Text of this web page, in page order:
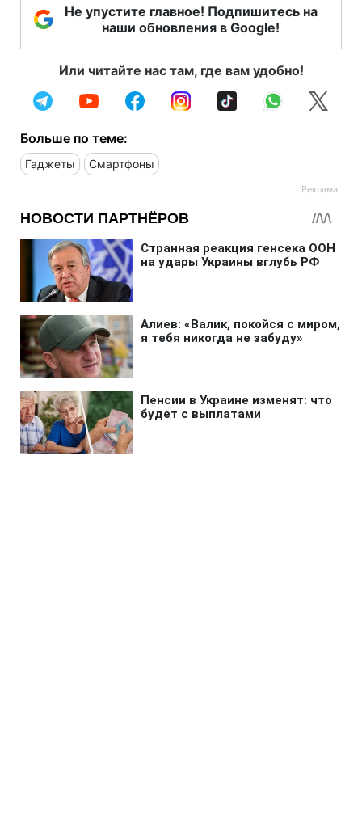
Не упустите главное! Подпишитесь на
наши обновления в Google!
Или читайте нас там, где вам удобно!
Больше по теме:
Гаджеты Смартфоны